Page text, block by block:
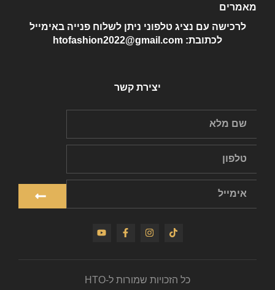
מאמרים
לרכישה עם נציג טלפוני ניתן לשלוח פנייה באימייל
לכתובת: htofashion2022@gmail.com
יצירת קשר
כל הזכויות שמורות ל-HTO